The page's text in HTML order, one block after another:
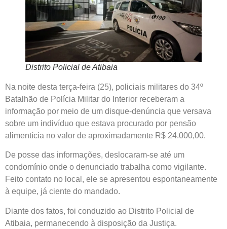
Distrito Policial de Atibaia
Na noite desta terça-feira (25), policiais militares do 34º
Batalhão de Polícia Militar do Interior receberam a
informação por meio de um disque-denúncia que versava
sobre um indivíduo que estava procurado por pensão
alimentícia no valor de aproximadamente R$ 24.000,00.
De posse das informações, deslocaram-se até um
condomínio onde o denunciado trabalha como vigilante.
Feito contato no local, ele se apresentou espontaneamente
à equipe, já ciente do mandado.
Diante dos fatos, foi conduzido ao Distrito Policial de
Atibaia, permanecendo à disposição da Justiça.